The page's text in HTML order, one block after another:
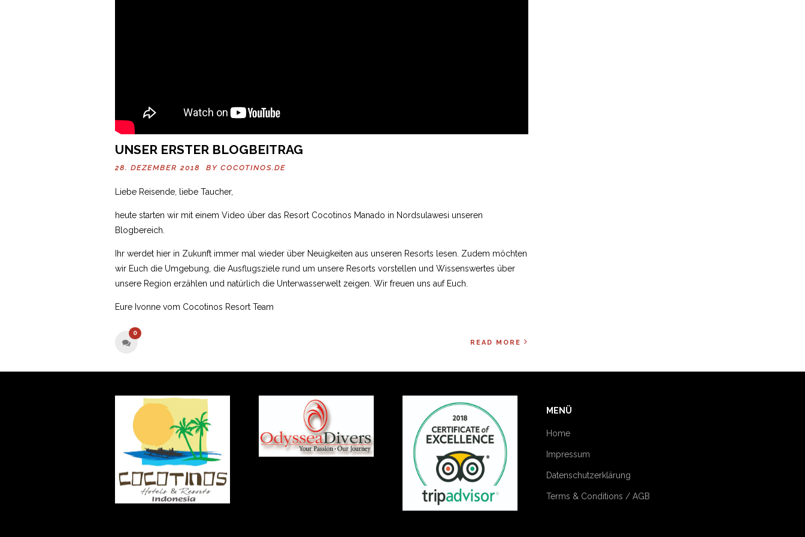
UNSER ERSTER BLOGBEITRAG
28. DEZEMBER 2018 BY COCOTINOS.DE
Liebe Reisende, liebe Taucher,
heute starten wir mit einem Video über das Resort Cocotinos Manado in Nordsulawesi unseren
Blogbereich.
Ihr werdet hier in Zukunft immer mal wieder über Neuigkeiten aus unseren Resorts lesen. Zudem möchten
wir Euch die Umgebung, die Ausflugsziele rund um unsere Resorts vorstellen und Wissenswertes über
unsere Region erzählen und natürlich die Unterwasserwelt zeigen. Wir freuen uns auf Euch.
Eure Ivonne vom Cocotinos Resort Team
0
READ MORE
MENÜ
Home
Impressum
Datenschutzerklärung
Terms & Conditions / AGB